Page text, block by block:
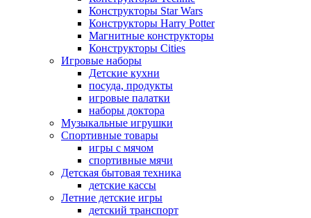
Конструкторы Star Wars
Конструкторы Harry Potter
Магнитные конструкторы
Конструкторы Cities
Игровые наборы
Детские кухни
посуда, продукты
игровые палатки
наборы доктора
Музыкальные игрушки
Спортивные товары
игры с мячом
спортивные мячи
Детская бытовая техника
детские кассы
Летние детские игры
детский транспорт